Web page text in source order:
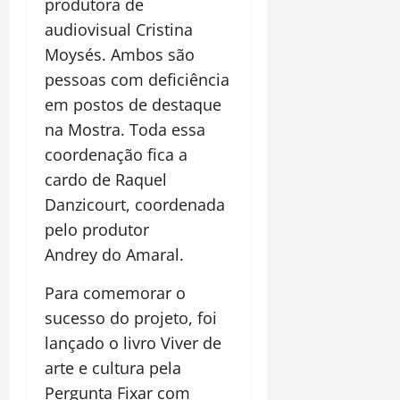
produtora de
audiovisual Cristina
Moysés. Ambos são
pessoas com deficiência
em postos de destaque
na Mostra. Toda essa
coordenação fica a
cardo de Raquel
Danzicourt, coordenada
pelo produtor
Andrey do Amaral.
Para comemorar o
sucesso do projeto, foi
lançado o livro Viver de
arte e cultura pela
Pergunta Fixar com